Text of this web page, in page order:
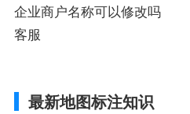
企业商户名称可以修改吗
客服
最新地图标注知识